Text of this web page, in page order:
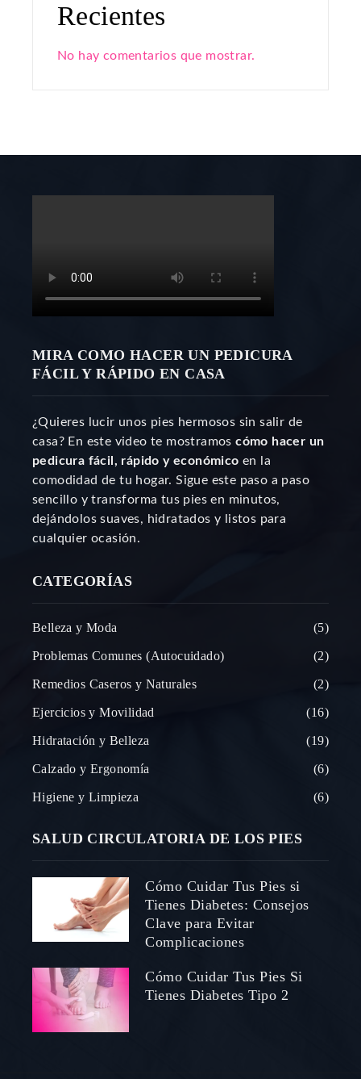
Recientes
No hay comentarios que mostrar.
MIRA COMO HACER UN PEDICURA
FÁCIL Y RÁPIDO EN CASA
¿Quieres lucir unos pies hermosos sin salir de
casa? En este video te mostramoscómo hacer un
pedicura fácil, rápido y económico en la
comodidad de tu hogar. Sigue este paso a paso
sencillo y transforma tus pies en minutos,
dejándolos suaves, hidratados y listos para
cualquier ocasión.
CATEGORÍAS
Belleza y Moda 5
Problemas Comunes (Autocuidado) 2
Remedios Caseros y Naturales 2
Ejercicios y Movilidad 16
Hidratación y Belleza 19
Calzado y Ergonomía 6
Higiene y Limpieza 6
SALUD CIRCULATORIA DE LOS PIES
Cómo Cuidar Tus Pies si
Tienes Diabetes: Consejos
Clave para Evitar
Complicaciones
Cómo Cuidar Tus Pies Si
Tienes Diabetes Tipo 2